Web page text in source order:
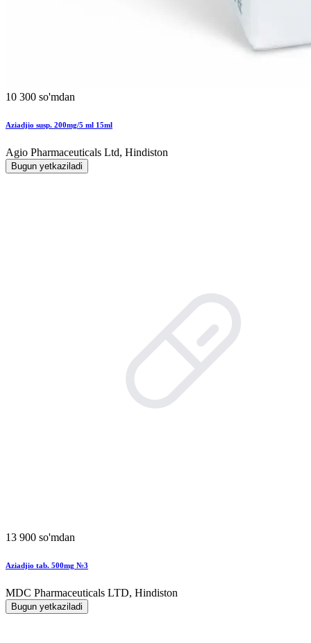
10 300 so'mdan
Aziadjio susp. 200mg/5 ml 15ml
Agio Pharmaceuticals Ltd, Hindiston
Bugun yetkaziladi
13 900 so'mdan
Aziadjio tab. 500mg №3
MDC Pharmaceuticals LTD, Hindiston
Bugun yetkaziladi